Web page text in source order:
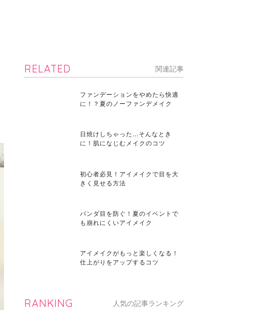
RELATED 関連記事
ファンデーションをやめたら快適
に！？夏のノーファンデメイク
日焼けしちゃった...そんなとき
に！肌になじむメイクのコツ
初心者必見！アイメイクで目を大
きく見せる方法
パンダ目を防ぐ！夏のイベントで
も崩れにくいアイメイク
アイメイクがもっと楽しくなる！
仕上がりをアップするコツ
RANKING 人気の記事ランキング